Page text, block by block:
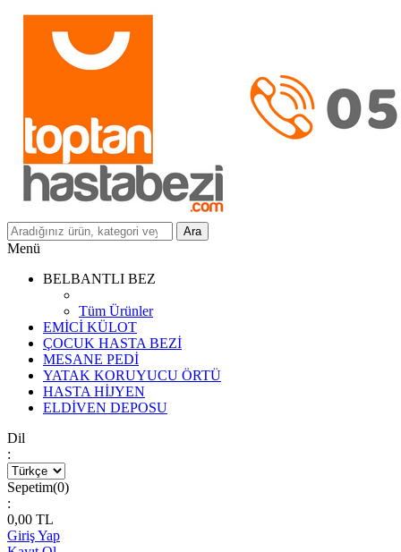
Ara
Menü
BELBANTLI BEZ
Tüm Ürünler
EMİCİ KÜLOT
ÇOCUK HASTA BEZİ
MESANE PEDİ
YATAK KORUYUCU ÖRTÜ
HASTA HİJYEN
ELDİVEN DEPOSU
Dil
:
Sepetim(0)
:
0,00 TL
Giriş Yap